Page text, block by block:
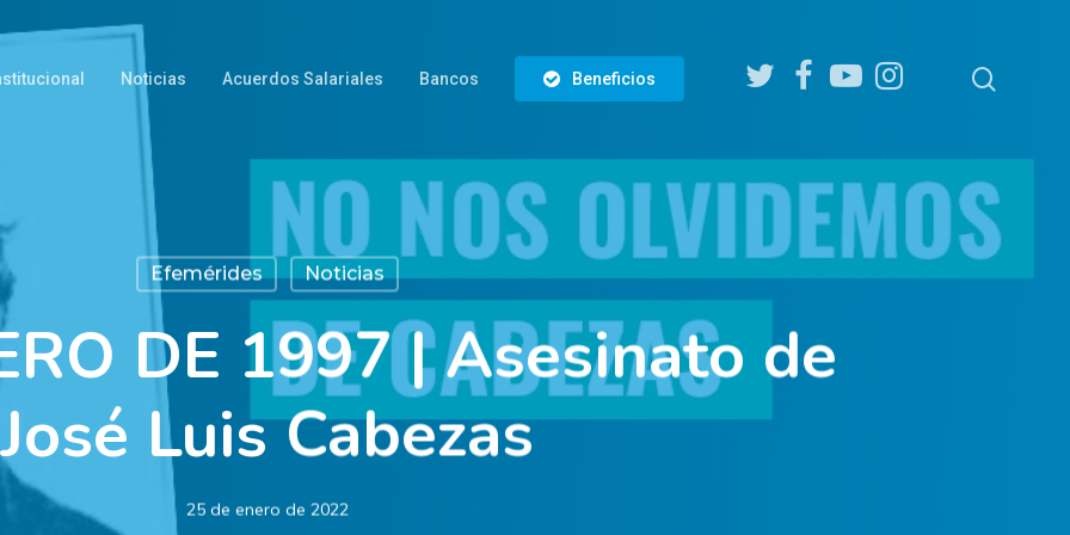
Noticias Acuerdos Salariales Bancos Beneficios
twitter facebookyoutubeinstagram
Efemérides Noticias
DE 1997 | Asesinato de
José Luis Cabezas
25 de enero de 2022